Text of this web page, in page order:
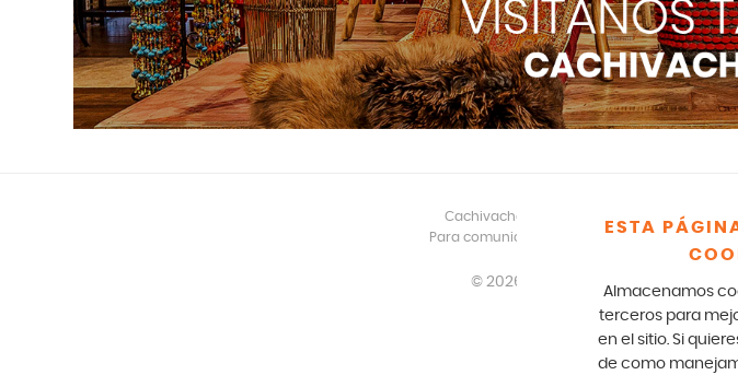
ESTA
Almacenamos
terceros para
en el sitio. Si
de como
Cachivaches – CR 17 166 75 Bogotá – 601-
Para comunicados legales y notificaciones
© 2026
Diseño y